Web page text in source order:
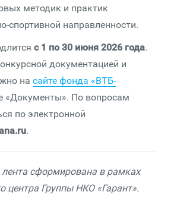
методик и практик
спортивной направленности.
с 1 по 30 июня 2026 года.
документацией и
на сайте фонда «ВТБ-
«Документы». По вопросам
по электронной
.
сформирована в рамках
центра Группы НКО «Гарант».